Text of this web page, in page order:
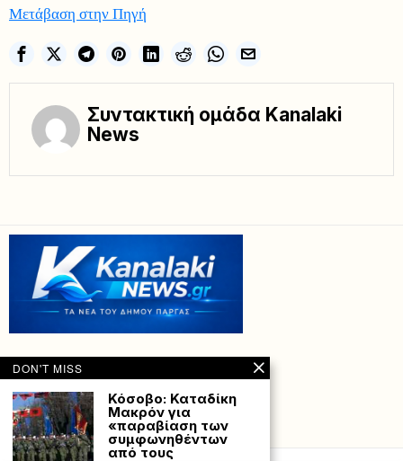
Μετάβαση στην Πηγή
Συντακτική ομάδα Kanalaki
News
Powered with by Hostville”)
DON'T MISS
Κόσοβο: Καταδίκη
Μακρόν για
«παραβίαση των
συμφωνηθέντων
από τους